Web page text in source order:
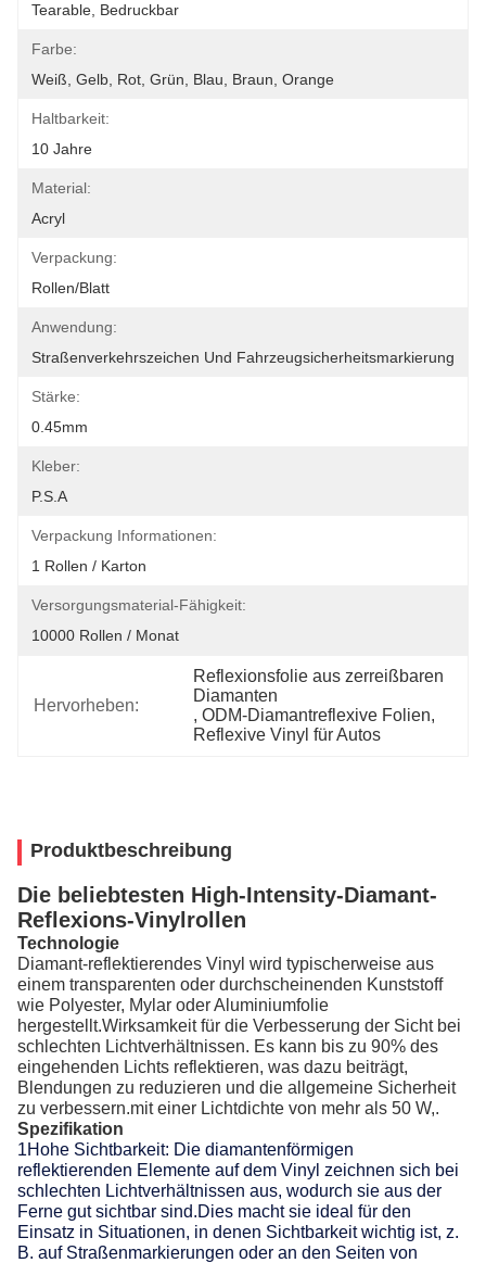
Tearable, Bedruckbar
Farbe:
Weiß, Gelb, Rot, Grün, Blau, Braun, Orange
Haltbarkeit:
10 Jahre
Material:
Acryl
Verpackung:
Rollen/Blatt
Anwendung:
Straßenverkehrszeichen Und Fahrzeugsicherheitsmarkierung
Stärke:
0.45mm
Kleber:
P.S.A
Verpackung Informationen:
1 Rollen / Karton
Versorgungsmaterial-Fähigkeit:
10000 Rollen / Monat
Hervorheben:
Reflexionsfolie aus zerreißbaren
Diamanten
, ODM-Diamantreflexive Folien,
Reflexive Vinyl für Autos
Produktbeschreibung
Die beliebtesten High-Intensity-Diamant-
Reflexions-Vinylrollen
Technologie
Diamant-reflektierendes Vinyl wird typischerweise aus
einem transparenten oder durchscheinenden Kunststoff
wie Polyester, Mylar oder Aluminiumfolie
hergestellt.Wirksamkeit für die Verbesserung der Sicht bei
schlechten Lichtverhältnissen. Es kann bis zu 90% des
eingehenden Lichts reflektieren, was dazu beiträgt,
Blendungen zu reduzieren und die allgemeine Sicherheit
zu verbessern.mit einer Lichtdichte von mehr als 50 W,.
Spezifikation
1Hohe Sichtbarkeit: Die diamantenförmigen
reflektierenden Elemente auf dem Vinyl zeichnen sich bei
schlechten Lichtverhältnissen aus, wodurch sie aus der
Ferne gut sichtbar sind.Dies macht sie ideal für den
Einsatz in Situationen, in denen Sichtbarkeit wichtig ist, z.
B. auf Straßenmarkierungen oder an den Seiten von